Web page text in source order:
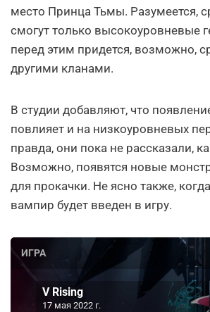
место Принца Тьмы. Разумеется,
смогут только высокоуровневые
перед этим придется, возможно,
другими кланами.
В студии добавляют, что
повлияет и на низкоуровневых
правда, они пока не рассказали,
Возможно, появятся новые
для прокачки. Не ясно также,
вампир будет введен в игру.
ИГРА
V Rising
17 мая 2022 г.